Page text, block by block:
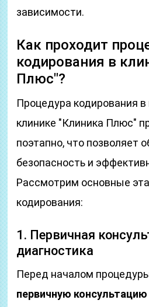
зависимости.
Как проходит
кодирования в
Плюс"?
Процедура кодирования в
клинике "Клиника Плюс"
поэтапно, что позволяет
безопасность и
Рассмотрим основные
кодирования:
1. Первичная
диагностика
Перед началом
первичную консультацию